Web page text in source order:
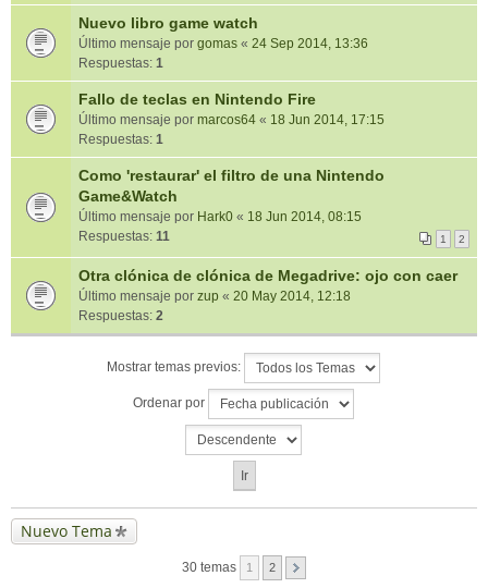
Nuevo libro game watch
Último mensaje por gomas « 24 Sep 2014, 13:36
Respuestas: 1
Fallo de teclas en Nintendo Fire
Último mensaje por marcos64 « 18 Jun 2014, 17:15
Respuestas: 1
Como 'restaurar' el filtro de una Nintendo
Game&Watch
Último mensaje por Hark0 « 18 Jun 2014, 08:15
Respuestas: 11 1 2
Otra clónica de clónica de Megadrive: ojo con caer
Último mensaje por zup « 20 May 2014, 12:18
Respuestas: 2
Mostrar temas previos:
Ordenar por
Nuevo Tema
30 temas 1 2